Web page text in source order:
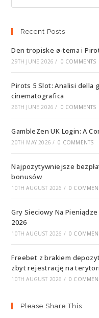
Recent Posts
Den tropiske ø-tema i
29TH JUNE 2026 / 0 COMMENTS
Pirots 5 Slot: Analisi della
cinematografica
26TH JUNE 2026 / 0 COMMENTS
GambleZen UK Login: A
20TH MAY 2026 / 0 COMMENTS
Najpozytywniejsze
bonusów
10TH AUGUST 2026 / 0
Gry Sieciowy Na
2026
10TH AUGUST 2026 / 0
Freebet z brakiem
zbyt rejestrację na
10TH AUGUST 2026 / 0
Please Share This